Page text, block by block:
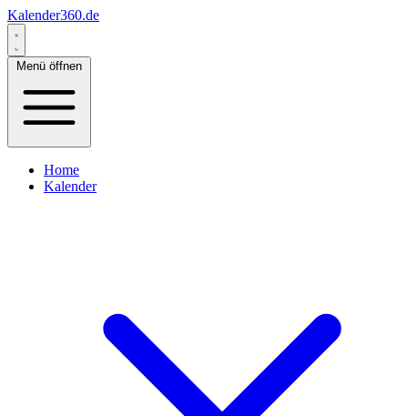
Kalender360.de
Menü öffnen
Home
Kalender